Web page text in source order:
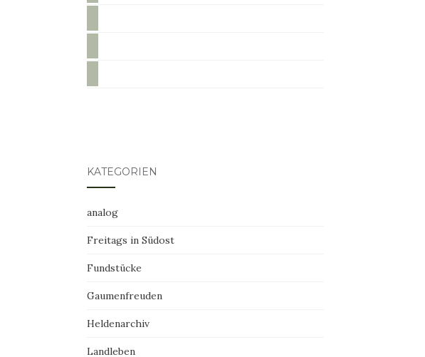
KATEGORIEN
analog
Freitags in Südost
Fundstücke
Gaumenfreuden
Heldenarchiv
Landleben